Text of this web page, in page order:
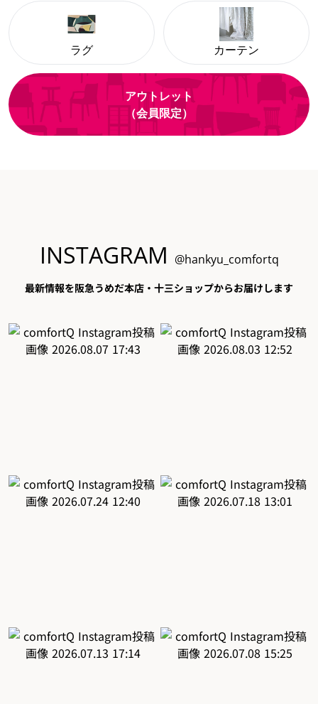
ラグ カーテン
アウトレット
（会員限定）
INSTAGRAM @hankyu_comfortq
最新情報を阪急うめだ本店・十三ショップからお届けします